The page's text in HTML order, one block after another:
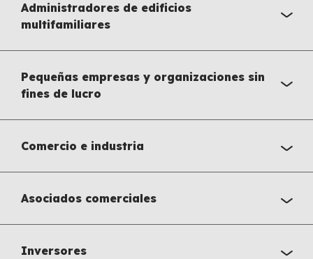
Administradores de edificios
multifamiliares
Pequeñas empresas y organizaciones sin
fines de lucro
Comercio e industria
Asociados comerciales
Inversores